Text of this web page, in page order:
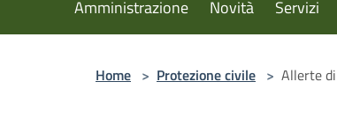
Amministrazione Novità Servizi
Home > Protezione civile > Allerte